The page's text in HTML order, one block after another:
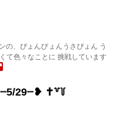
の、ぴょんぴょんうさぴょん う
て色々なことに 挑戦しています
29┈❥‪ ✝︎꒷꒦